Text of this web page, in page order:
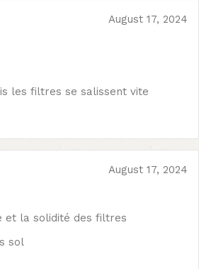
August 17, 2024
les filtres se salissent vite
August 17, 2024
et la solidité des filtres
sol